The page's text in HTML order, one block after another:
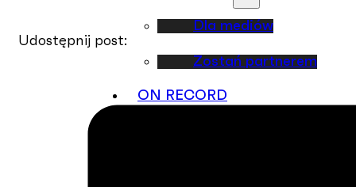
Dla mediów
Zostań partnerem
ON RECORD
Udostępnij post: